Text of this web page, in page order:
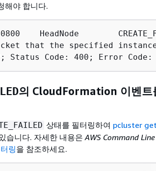
해야 합니다.
limit of 0 allows
that the specified
Status Code: 400; Error
의 CloudFormation 이벤트
상태를 필터링하여 pcluster
습니다. 자세한 내용은 AWS Command Line
링을 참조하세요.